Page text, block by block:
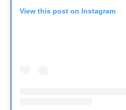
View this post on Instagram